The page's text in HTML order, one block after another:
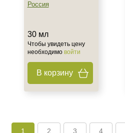
Россия
30 мл
Чтобы увидеть цену
необходимо войти
В корзину
1 2 3 4